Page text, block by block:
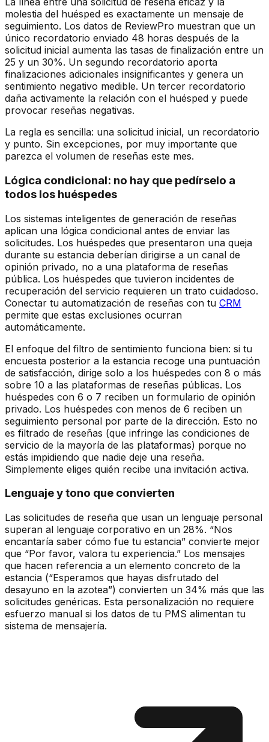
molestia del huésped es exactamente un mensaje de
seguimiento. Los datos de ReviewPro muestran que un
único recordatorio enviado 48 horas después de la
solicitud inicial aumenta las tasas de finalización entre un
25 y un 30%. Un segundo recordatorio aporta
finalizaciones adicionales insignificantes y genera un
sentimiento negativo medible. Un tercer recordatorio
daña activamente la relación con el huésped y puede
provocar reseñas negativas.
La regla es sencilla: una solicitud inicial, un recordatorio
y punto. Sin excepciones, por muy importante que
parezca el volumen de reseñas este mes.
Lógica condicional: no hay que pedírselo a
todos los huéspedes
Los sistemas inteligentes de generación de reseñas
aplican una lógica condicional antes de enviar las
solicitudes. Los huéspedes que presentaron una queja
durante su estancia deberían dirigirse a un canal de
opinión privado, no a una plataforma de reseñas
pública. Los huéspedes que tuvieron incidentes de
recuperación del servicio requieren un trato cuidadoso.
Conectar tu automatización de reseñas con tu CRM
permite que estas exclusiones ocurran
automáticamente.
El enfoque del filtro de sentimiento funciona bien: si tu
encuesta posterior a la estancia recoge una puntuación
de satisfacción, dirige solo a los huéspedes con 8 o más
sobre 10 a las plataformas de reseñas públicas. Los
huéspedes con 6 o 7 reciben un formulario de opinión
privado. Los huéspedes con menos de 6 reciben un
seguimiento personal por parte de la dirección. Esto no
es filtrado de reseñas (que infringe las condiciones de
servicio de la mayoría de las plataformas) porque no
estás impidiendo que nadie deje una reseña.
Simplemente eliges quién recibe una invitación activa.
Lenguaje y tono que convierten
Las solicitudes de reseña que usan un lenguaje personal
superan al lenguaje corporativo en un 28%. “Nos
encantaría saber cómo fue tu estancia” convierte mejor
que “Por favor, valora tu experiencia.” Los mensajes
que hacen referencia a un elemento concreto de la
estancia (“Esperamos que hayas disfrutado del
desayuno en la azotea”) convierten un 34% más que las
solicitudes genéricas. Esta personalización no requiere
esfuerzo manual si los datos de tu PMS alimentan tu
sistema de mensajería.